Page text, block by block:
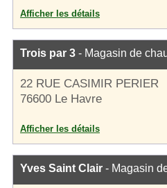
Afficher les détails
Trois par 3 - Magasin de
22 RUE CASIMIR PERIER
76600 Le Havre
Afficher les détails
Yves Saint Clair - Magasin